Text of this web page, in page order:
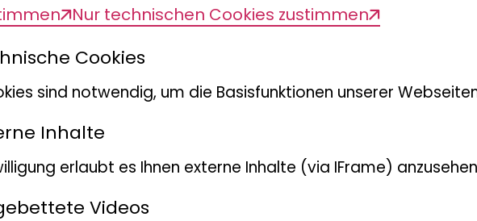
der dringendsten Herausforderung der Menschheit an
aus Biodiversitätsverlust und Klimawandel.
– die Vielfalt des Lebens von den Genen über die
der Lebensräume – versorgt uns Menschen mit
Ökosystemleistungen. Die Natur stellt Nahrung
reguliert das Klima, Stoffkreisläufe sowie Erosion
Nur technischen Cookies zustimmen
Cookies
sind notwendig, um die Basisfunktionen unserer
Inhalte
erlaubt es Ihnen externe Inhalte (via IFrame)
Videos